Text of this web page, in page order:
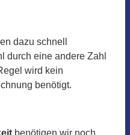
dazu schnell
durch eine andere Zahl
wird kein
benötigt.
benötigen wir noch